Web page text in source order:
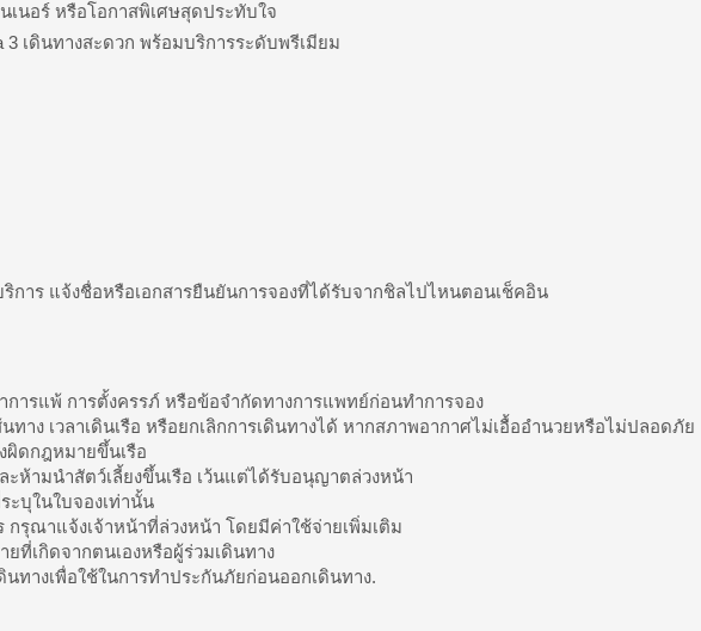
เนอร์ หรือโอกาสพิเศษสุดประทับใจ
3 เดินทางสะดวก พร้อมบริการระดับพรีเมียม
การ แจ้งชื่อหรือเอกสารยืนยันการจองที่ได้รับจากชิลไปไหนตอนเช็คอิน
ารแพ้ การตั้งครรภ์ หรือข้อจำกัดทางการแพทย์ก่อนทำการจอง
ทาง เวลาเดินเรือ หรือยกเลิกการเดินทางได้ หากสภาพอากาศไม่เอื้ออำนวยหรือไม่ปลอดภัย
ผิดกฎหมายขึ้นเรือ
ห้ามนำสัตว์เลี้ยงขึ้นเรือ เว้นแต่ได้รับอนุญาตล่วงหน้า
ะบุในใบจองเท่านั้น
กรุณาแจ้งเจ้าหน้าที่ล่วงหน้า โดยมีค่าใช้จ่ายเพิ่มเติม
ที่เกิดจากตนเองหรือผู้ร่วมเดินทาง
ทางเพื่อใช้ในการทำประกันภัยก่อนออกเดินทาง.